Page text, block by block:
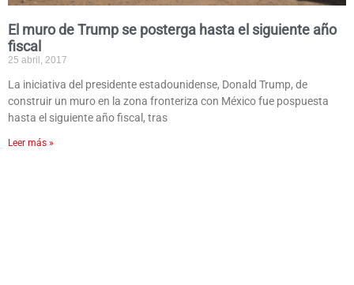
El muro de Trump se posterga hasta el siguiente año
fiscal
25 abril, 2017
La iniciativa del presidente estadounidense, Donald Trump, de
construir un muro en la zona fronteriza con México fue pospuesta
hasta el siguiente año fiscal, tras
Leer más »